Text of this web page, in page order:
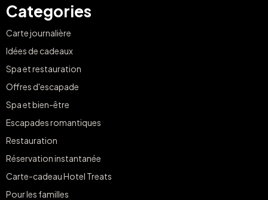
Categories
Carte journalière
Idées de cadeaux
Spa et restauration
Offres d'escapade
Spa et bien-être
Escapades romantiques
Restauration
Réservation instantanée
Carte-cadeau Hotel Treats
Pour les familles